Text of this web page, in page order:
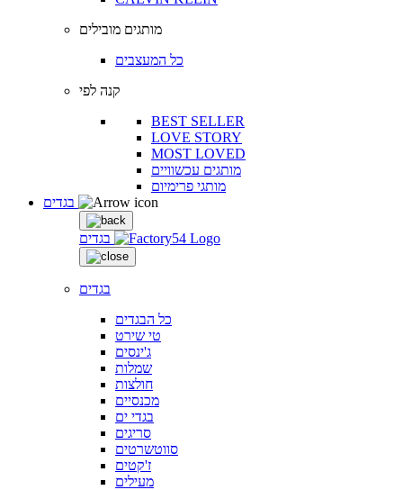
מותגים מובילים
כל המעצבים
קנה לפי
BEST SELLER
LOVE STORY
MOST LOVED
מותגים עכשוויים
מותגי פרימיום
בגדים
בגדים
כל הבגדים
טי שירט
ג'ינסים
שמלות
חולצות
מכנסיים
בגדי ים
סריגים
סווטשרטים
ז'קטים
מעילים